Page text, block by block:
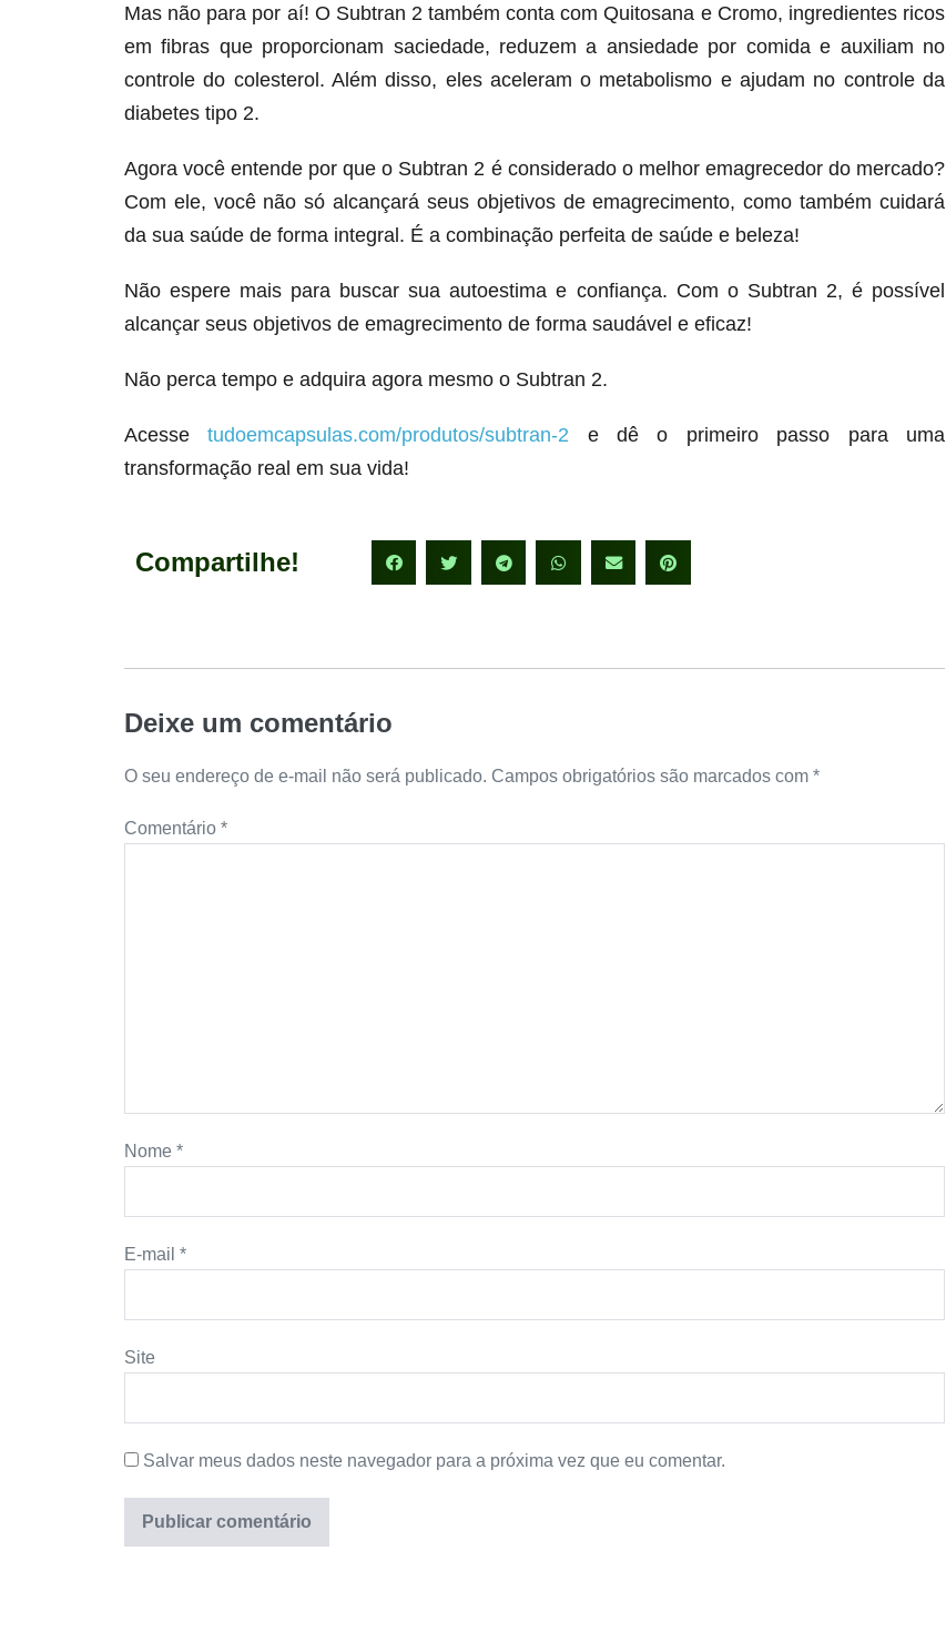
Mas não para por aí! O Subtran 2 também conta com Quitosana e Cromo, ingredientes ricos
em fibras que proporcionam saciedade, reduzem a ansiedade por comida e auxiliam no
controle do colesterol. Além disso, eles aceleram o metabolismo e ajudam no controle da
diabetes tipo 2.
Agora você entende por que o Subtran 2 é considerado o melhor emagrecedor do mercado?
Com ele, você não só alcançará seus objetivos de emagrecimento, como também cuidará
da sua saúde de forma integral. É a combinação perfeita de saúde e beleza!
Não espere mais para buscar sua autoestima e confiança. Com o Subtran 2, é possível
alcançar seus objetivos de emagrecimento de forma saudável e eficaz!
Não perca tempo e adquira agora mesmo o Subtran 2.
Acessetudoemcapsulas.com/produtos/subtran-2 e dê o primeiro passo para uma
transformação real em sua vida!
Compartilhe!
Deixe um comentário
O seu endereço de e-mail não será publicado. Campos obrigatórios são marcados com *
Comentário *
Nome *
E-mail *
Site
Salvar meus dados neste navegador para a próxima vez que eu comentar.